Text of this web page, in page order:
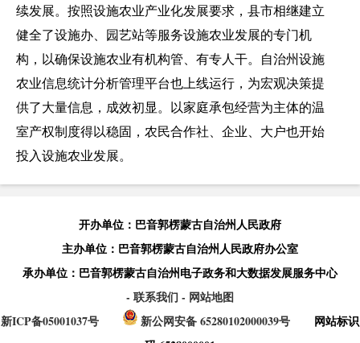
续发展。按照设施农业产业化发展要求，县市相继建立
健全了设施办、园艺站等服务设施农业发展的专门机
构，以确保设施农业有机构管、有专人干。自治州设施
农业信息统计分析管理平台也上线运行，为宏观决策提
供了大量信息，成效初显。以家庭承包经营为主体的温
室产权制度得以稳固，农民合作社、企业、大户也开始
投入设施农业发展。
开办单位：巴音郭楞蒙古自治州人民政府
主办单位：巴音郭楞蒙古自治州人民政府办公室
承办单位：巴音郭楞蒙古自治州电子政务和大数据发展服务中心
- 联系我们- 网站地图
新ICP备05001037号
新公网安备 65280102000039号
网站标识